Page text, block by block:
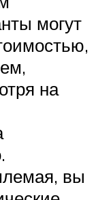
могут
на
вы